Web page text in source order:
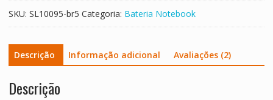
SKU: SL10095-br5 Categoria: Bateria Notebook
Descrição Informação adicional Avaliações (2)
Descrição